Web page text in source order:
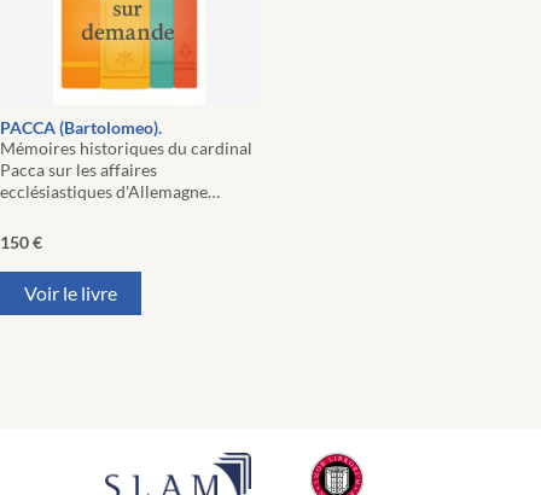
PACCA (Bartolomeo).
Mémoires historiques du cardinal
Pacca sur les affaires
ecclésiastiques d'Allemagne…
150€
Voir le livre